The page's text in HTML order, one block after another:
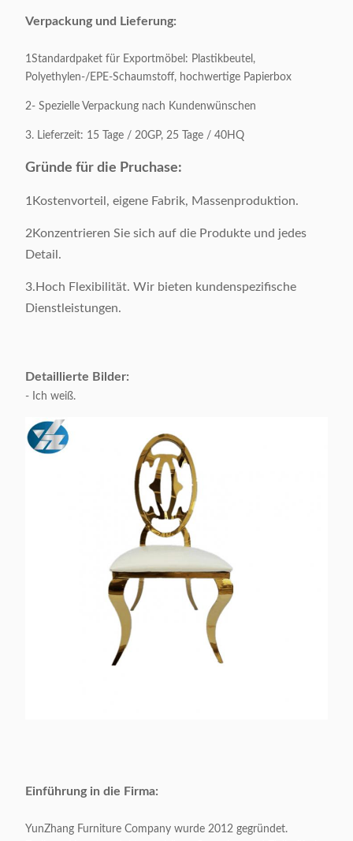
Verpackung und Lieferung:
1Standardpaket für Exportmöbel: Plastikbeutel,
Polyethylen-/EPE-Schaumstoff, hochwertige Papierbox
2- Spezielle Verpackung nach Kundenwünschen
3. Lieferzeit: 15 Tage / 20GP, 25 Tage / 40HQ
Gründe für die Pruchase:
1Kostenvorteil, eigene Fabrik, Massenproduktion.
2Konzentrieren Sie sich auf die Produkte und jedes
Detail.
3.Hoch Flexibilität. Wir bieten kundenspezifische
Dienstleistungen.
Detaillierte Bilder:
- Ich weiß.
Einführung in die Firma:
YunZhang Furniture Company wurde 2012 gegründet.